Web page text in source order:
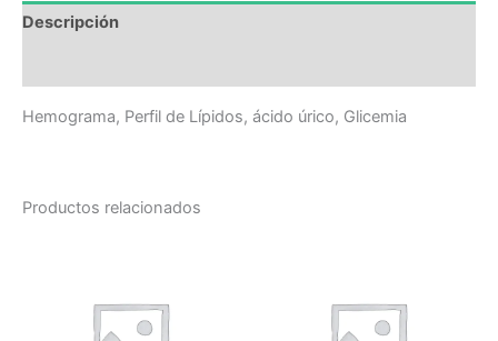
Descripción
Hemograma, Perfil de Lípidos, ácido úrico, Glicemia
Productos relacionados